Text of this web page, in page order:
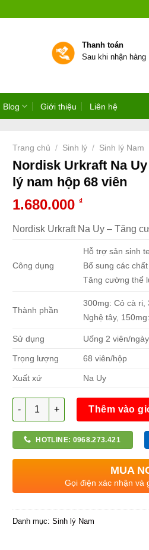
Thanh toán
Sau khi nhận hàng
Blog Giới thiệu Liên hệ
Trang chủ / Sinh lý / Sinh lý Nam
Nordisk Urkraft Na
lý nam hộp 68 viên
1.680.000 ₫
Nordisk Urkraft Na Uy – Tăng
Công dụng
Hỗ trợ sản sinh
Bổ sung các
Tăng cường thể
Thành phần
300mg: Cỏ cà ri,
Nghệ tây,
Sử dụng Uống 2 viên/ngày
Trọng lượng 68 viên/hộp
Xuất xứ Na Uy
Số lượng
Thêm vào
HOTLINE: 0968.273.421
MUA
Gọi điện xác nhận và
Danh mục: Sinh lý Nam